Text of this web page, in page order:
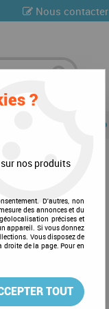
Nous contacter
?
nos produits
D'autres, non
des annonces et du
précises et
appareil. Si vous donnez
Vous disposez de
de la page. Pour en
TOUT